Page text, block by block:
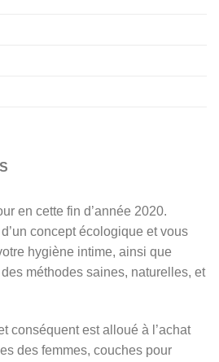
en cette fin d’année 2020.
concept écologique et vous
hygiène intime, ainsi que
méthodes saines, naturelles, et
conséquent est alloué à l’achat
des femmes, couches pour